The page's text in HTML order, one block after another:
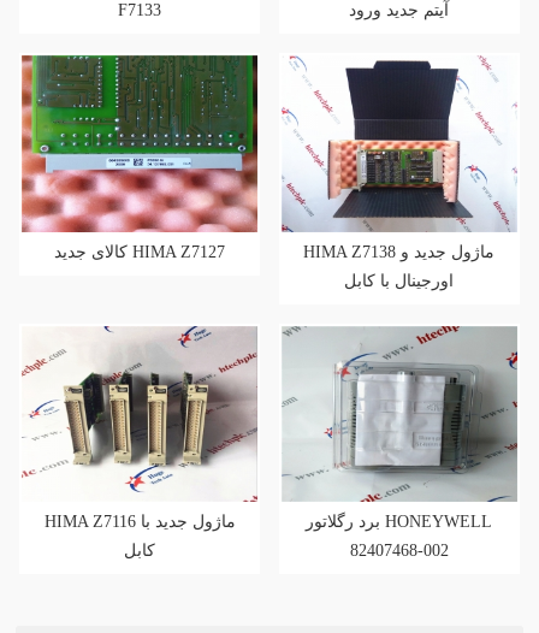
F7133
آیتم جدید ورود
کالای جدید HIMA Z7127
HIMA Z7138 ماژول جدید و
اورجینال با کابل
HIMA Z7116 ماژول جدید با
کابل
برد رگلاتور HONEYWELL
82407468-002